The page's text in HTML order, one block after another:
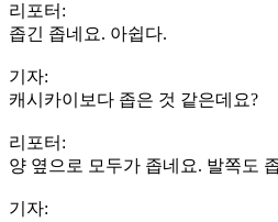
리포터:
좁긴 좁네요. 아쉽다.
기자:
캐시카이보다 좁은 것 같은데요?
리포터:
양 옆으로 모두가 좁네요. 발쪽도
기자: